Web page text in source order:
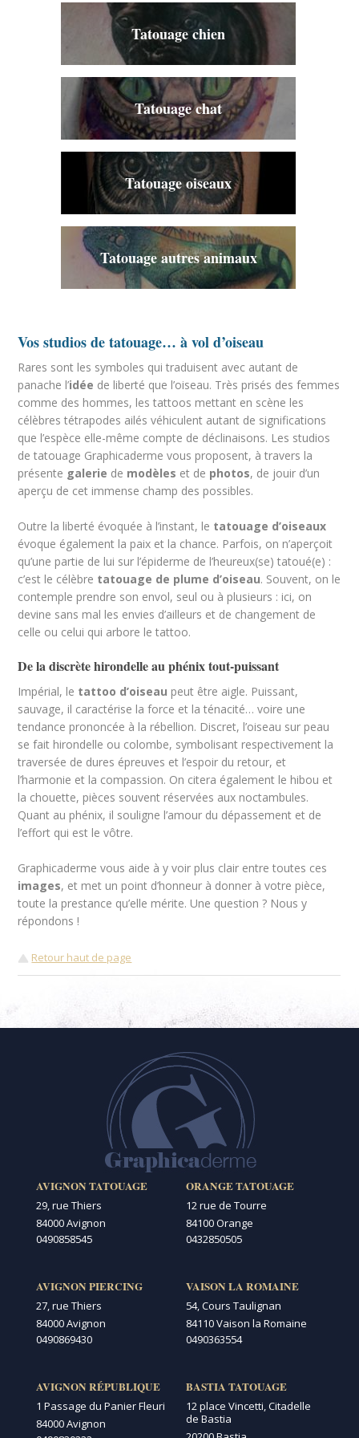
Tatouage chien
Tatouage chat
Tatouage oiseaux
Tatouage autres animaux
Vos studios de tatouage… à vol d’oiseau
Rares sont les symboles qui traduisent avec autant de
panache l’idée de liberté que l’oiseau. Très prisés des femmes
comme des hommes, les tattoos mettant en scène les
célèbres tétrapodes ailés véhiculent autant de significations
que l’espèce elle-même compte de déclinaisons. Les studios
de tatouage Graphicaderme vous proposent, à travers la
présente galerie de modèles et de photos, de jouir d’un
aperçu de cet immense champ des possibles.
Outre la liberté évoquée à l’instant, le tatouage d’oiseaux
évoque également la paix et la chance. Parfois, on n’aperçoit
qu’une partie de lui sur l’épiderme de l’heureux(se) tatoué(e) :
c’est le célèbre tatouage de plume d’oiseau. Souvent, on le
contemple prendre son envol, seul ou à plusieurs : ici, on
devine sans mal les envies d’ailleurs et de changement de
celle ou celui qui arbore le tattoo.
De la discrète hirondelle au phénix tout-puissant
Impérial, le tattoo d’oiseau peut être aigle. Puissant,
sauvage, il caractérise la force et la ténacité… voire une
tendance prononcée à la rébellion. Discret, l’oiseau sur peau
se fait hirondelle ou colombe, symbolisant respectivement la
traversée de dures épreuves et l’espoir du retour, et
l’harmonie et la compassion. On citera également le hibou et
la chouette, pièces souvent réservées aux noctambules.
Quant au phénix, il souligne l’amour du dépassement et de
l’effort qui est le vôtre.
Graphicaderme vous aide à y voir plus clair entre toutes ces
images, et met un point d’honneur à donner à votre pièce,
toute la prestance qu’elle mérite. Une question ? Nous y
répondons !
Retour haut de page
AVIGNON TATOUAGE
29, rue Thiers
84000 Avignon
0490858545
AVIGNON PIERCING
27, rue Thiers
84000 Avignon
0490869430
AVIGNON RÉPUBLIQUE
1 Passage du Panier Fleuri
84000 Avignon
ORANGE TATOUAGE
12 rue de Tourre
84100 Orange
0432850505
VAISON LA ROMAINE
54, Cours Taulignan
84110 Vaison la Romaine
0490363554
BASTIA TATOUAGE
12 place Vincetti, Citadelle
de Bastia